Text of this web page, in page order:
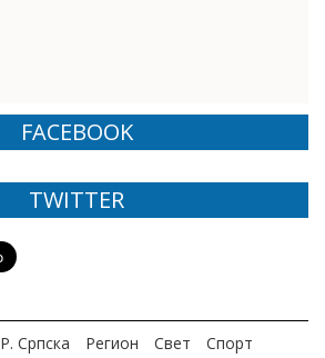
FACEBOOK
TWITTER
Р. Српска Регион Свет
Спорт